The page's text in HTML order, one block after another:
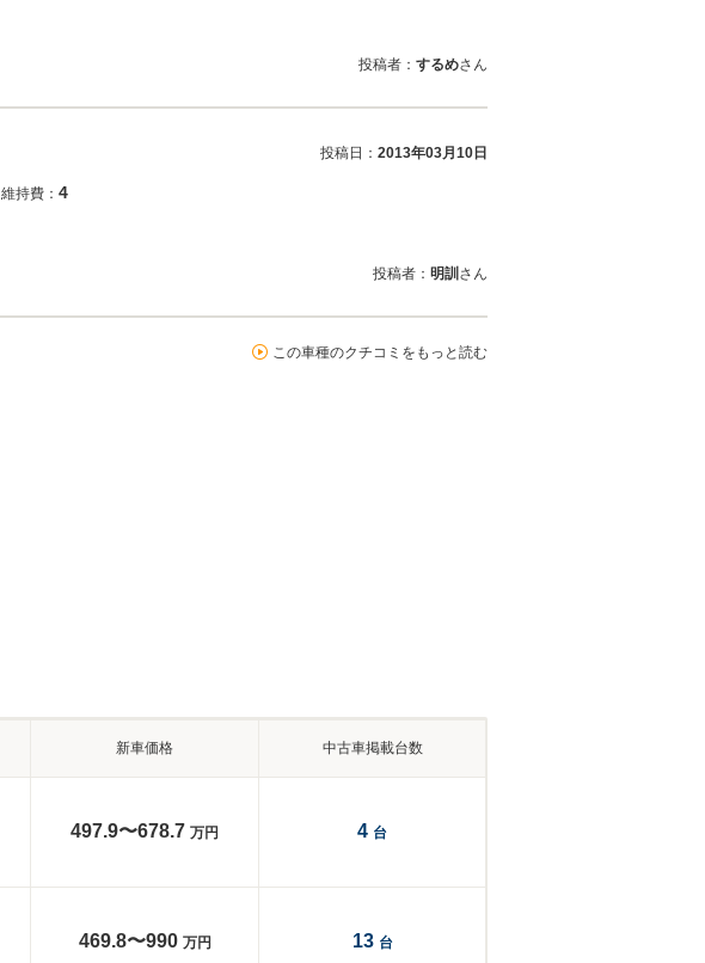
投稿者： するめさん
投稿日： 2013年03月10日
維持費： 4
投稿者： 明訓 さん
この車種のクチコミをもっと読む
新車価格 中古車掲載台数
497.9〜678.7 万円 4 台
469.8〜990 万円 13 台